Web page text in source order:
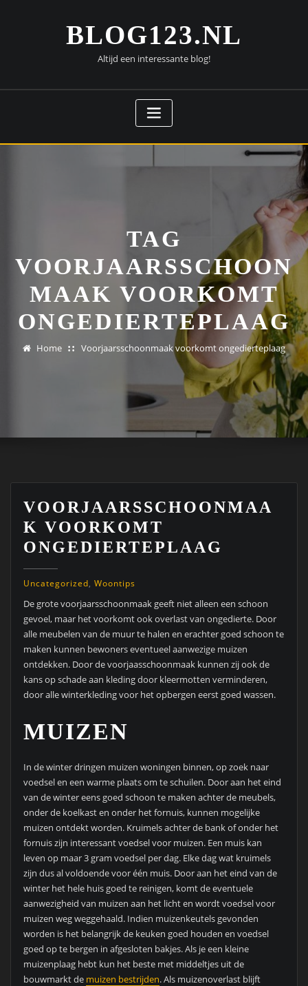
BLOG123.NL
Altijd een interessante blog!
TAG
VOORJAARSSCHOON
MAAK VOORKOMT
ONGEDIERTEPLAAG
Home Voorjaarsschoonmaak voorkomt ongedierteplaag
VOORJAARSSCHOONMAA
K VOORKOMT
ONGEDIERTEPLAAG
Uncategorized, Woontips
De grote voorjaarsschoonmaak geeft niet alleen een schoon
gevoel, maar het voorkomt ook overlast van ongedierte. Door
alle meubelen van de muur te halen en erachter goed schoon te
maken kunnen bewoners eventueel aanwezige muizen
ontdekken. Door de voorjaasschoonmaak kunnen zij ook de
kans op schade aan kleding door kleermotten verminderen,
door alle winterkleding voor het opbergen eerst goed wassen.
MUIZEN
In de winter dringen muizen woningen binnen, op zoek naar
voedsel en een warme plaats om te schuilen. Door aan het eind
van de winter eens goed schoon te maken achter de meubels,
onder de koelkast en onder het fornuis, kunnen mogelijke
muizen ontdekt worden. Kruimels achter de bank of onder het
fornuis zijn interessant voedsel voor muizen. Een muis kan
leven op maar 3 gram voedsel per dag. Elke dag wat kruimels
zijn dus al voldoende voor één muis. Door aan het eind van de
winter het hele huis goed te reinigen, komt de eventuele
aanwezigheid van muizen aan het licht en wordt voedsel voor
muizen weg weggehaald. Indien muizenkeutels gevonden
worden is het belangrijk de keuken goed houden en voedsel
goed op te bergen in afgesloten bakjes. Als je een kleine
muizenplaag hebt kun het beste met middeltjes uit de
bouwmarkt de muizen bestrijden. Als muizenoverlast blijft